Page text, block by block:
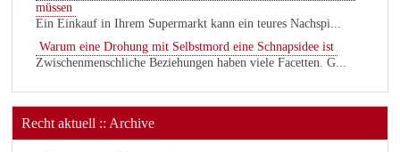
müssen
Ein Einkauf in Ihrem Supermarkt kann ein teures Nachspi...
Warum eine Drohung mit Selbstmord eine Schnapsidee ist
Zwischenmenschliche Beziehungen haben viele Facetten. G...
Recht aktuell :: Archive